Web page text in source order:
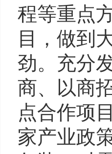
程等重点
目，做到
劲。充分
商、以商
点合作项
家产业政